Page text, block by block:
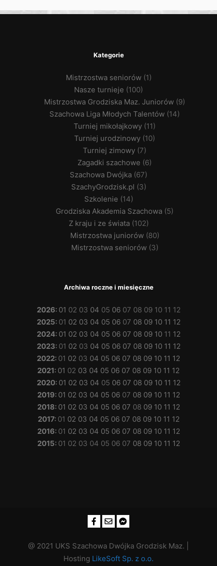
Kategorie
Mistrzostwa seniorów(1)
Nasze turnieje (100)
Mistrzostwa Grodziska Maz. Juniorów (9)
Szachowa Liga Młodych Talentów (14)
Turniej mikołajkowy (11)
Turniej urodzinowy (10)
Turniej zimowy (7)
Zagadki szachowe (6)
Szachowa Dwójka (67)
SzachyGrodzisk.pl (3)
Szkolenie (14)
Grodziska Akademia Szachowa (5)
Z kraju i ze świata(102)
Mistrzostwa juniorów(80)
Mistrzostwa seniorów(3)
Archiwa roczne i miesięczne
2026: 01 02 03 04 05 06 07 08 09 10 11 12
2025: 01 02 03 04 05 06 07 08 09 10 11 12
2024: 01 02 03 04 05 06 07 08 09 10 11 12
2023: 01 02 03 04 05 06 07 08 09 10 11 12
2022: 01 02 03 04 05 06 07 08 09 10 11 12
2021: 01 02 03 04 05 06 07 08 09 10 11 12
2020: 01 02 03 04 05 06 07 08 09 10 11 12
2019: 01 02 03 04 05 06 07 08 09 10 11 12
2018: 01 02 03 04 05 06 07 08 09 10 11 12
2017: 01 02 03 04 05 06 07 08 09 10 11 12
2016: 01 02 03 04 05 06 07 08 09 10 11 12
2015: 01 02 03 04 05 06 07 08 09 10 11 12
@ 2021 UKS Szachowa Dwójka Grodzisk Maz. |
Hosting LikeSoft Sp. z o.o.